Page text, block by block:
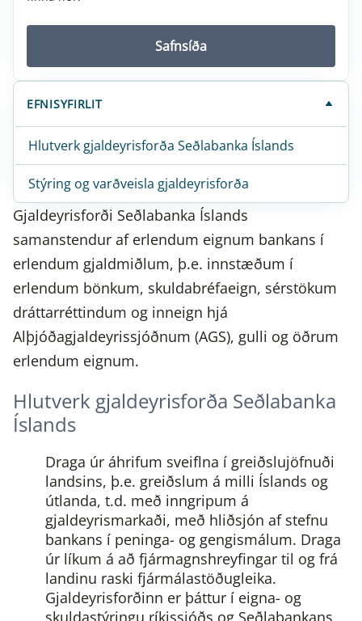
Safnsíða
EFNISYFIRLIT
Hlutverk gjaldeyrisforða Seðlabanka Íslands
Stýring og varðveisla gjaldeyrisforða
Gjaldeyrisforði Seðlabanka Íslands
samanstendur af erlendum eignum bankans í
erlendum gjaldmiðlum, þ.e. innstæðum í
erlendum bönkum, skuldabréfaeign, sérstökum
dráttarréttindum og inneign hjá
Alþjóðagjaldeyrissjóðnum (AGS), gulli og öðrum
erlendum eignum.
Hlutverk gjaldeyrisforða Seðlabanka
Íslands
Draga úr áhrifum sveiflna í greiðslujöfnuði
landsins, þ.e. greiðslum á milli Íslands og
útlanda, t.d. með inngripum á
gjaldeyrismarkaði, með hliðsjón af stefnu
bankans í peninga- og gengismálum. Draga
úr líkum á að fjármagnshreyfingar til og frá
landinu raski fjármálastöðugleika.
Gjaldeyrisforðinn er þáttur í eigna- og
skuldastýringu ríkissjóðs og Seðlabankans